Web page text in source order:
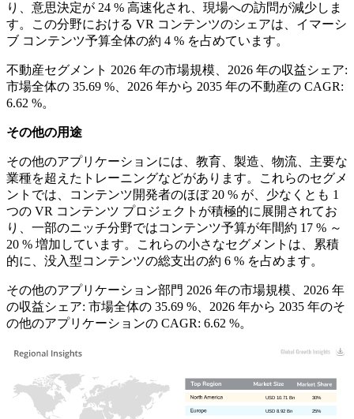
り、意思決定が 24 % 高速化され、現場への訪問が減少しま
す。この分野における VR コンテンツのシェアは、イマーシ
ブ コンテンツ予算全体の約 4 % を占めています。
不動産セグメント 2026 年の市場規模、2026 年の収益シェア:
市場全体の 35.69 %、2026 年から 2035 年の不動産の CAGR:
6.62 %。
その他の用途
その他のアプリケーションには、教育、製造、物流、主要な
業種を超えたトレーニングなどがあります。これらのセグメ
ントでは、コンテンツ開発者のほぼ 20 % が、少なくとも 1
つの VR コンテンツ プロジェクトが積極的に展開されてお
り、一部のニッチ分野ではコンテンツ予算が年間約 17 % ～
20 % 増加しています。これらの小さなセグメントは、累積
的に、没入型コンテンツの総支出の約 6 % を占めます。
その他のアプリケーション部門 2026 年の市場規模、2026 年
の収益シェア: 市場全体の 35.69 %、2026 年から 2035 年のそ
の他のアプリケーションの CAGR: 6.62 %。
25%
USD 8.92 Bn
30%
USD 10.71 Bn